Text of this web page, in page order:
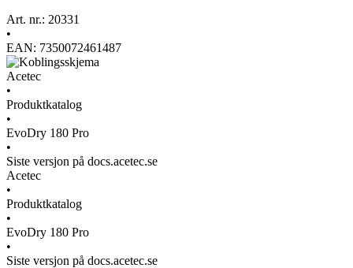
Art. nr.: 20331
•
EAN: 7350072461487
Acetec
•
Produktkatalog
•
EvoDry 180 Pro
•
Siste versjon på docs.acetec.se
Acetec
•
Produktkatalog
•
EvoDry 180 Pro
•
Siste versjon på docs.acetec.se